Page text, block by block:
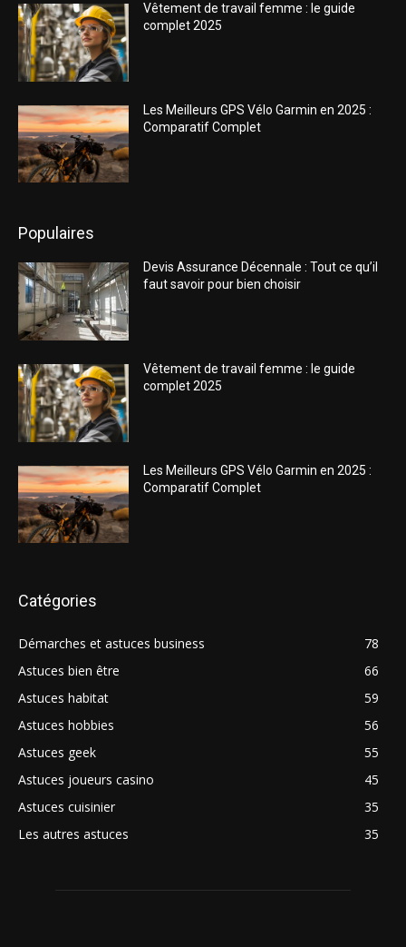
Vêtement de travail femme : le guide
complet 2025
Les Meilleurs GPS Vélo Garmin en 2025 :
Comparatif Complet
Populaires
Devis Assurance Décennale : Tout ce qu’il
faut savoir pour bien choisir
Vêtement de travail femme : le guide
complet 2025
Les Meilleurs GPS Vélo Garmin en 2025 :
Comparatif Complet
Catégories
Démarches et astuces business
78
Astuces bien être
66
Astuces habitat
59
Astuces hobbies
56
Astuces geek
55
Astuces joueurs casino
45
Astuces cuisinier
35
Les autres astuces
35